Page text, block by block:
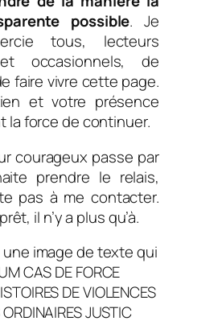
possible. Je
tous, lecteurs
occasionnels, de
faire vivre cette page.
et votre présence
la force de continuer.
courageux passe par
prendre le relais,
pas à me contacter.
il n’y a plus qu’à.